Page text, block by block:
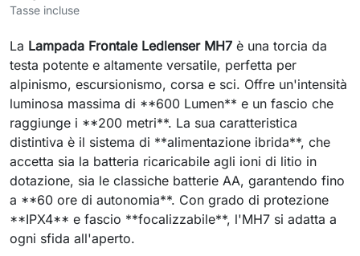
Tasse incluse
La Lampada Frontale Ledlenser MH7 è una torcia da
testa potente e altamente versatile, perfetta per
alpinismo, escursionismo, corsa e sci. Offre un'intensità
luminosa massima di **600 Lumen** e un fascio che
raggiunge i **200 metri**. La sua caratteristica
distintiva è il sistema di **alimentazione ibrida**, che
accetta sia la batteria ricaricabile agli ioni di litio in
dotazione, sia le classiche batterie AA, garantendo fino
a **60 ore di autonomia**. Con grado di protezione
**IPX4** e fascio **focalizzabile**, l'MH7 si adatta a
ogni sfida all'aperto.